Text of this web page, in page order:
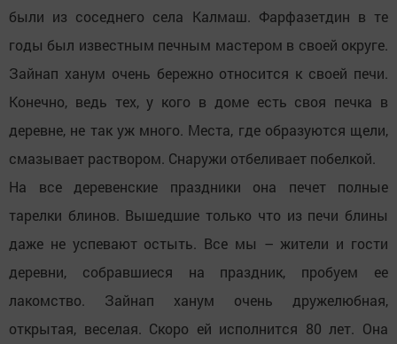
были из соседнего села Калмаш. Фарфазетдин в те
годы был известным печным мастером в своей округе.
Зайнап ханум очень бережно относится к своей печи.
Конечно, ведь тех, у кого в доме есть своя печка в
деревне, не так уж много. Места, где образуются щели,
смазывает раствором. Снаружи отбеливает побелкой.
На все деревенские праздники она печет полные
тарелки блинов. Вышедшие только что из печи блины
даже не успевают остыть. Все мы – жители и гости
деревни, собравшиеся на праздник, пробуем ее
лакомство. Зайнап ханум очень дружелюбная,
открытая, веселая. Скоро ей исполнится 80 лет. Она